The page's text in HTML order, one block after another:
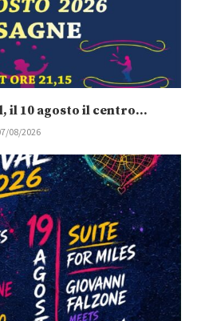
il 10 agosto il centro...
08/2026